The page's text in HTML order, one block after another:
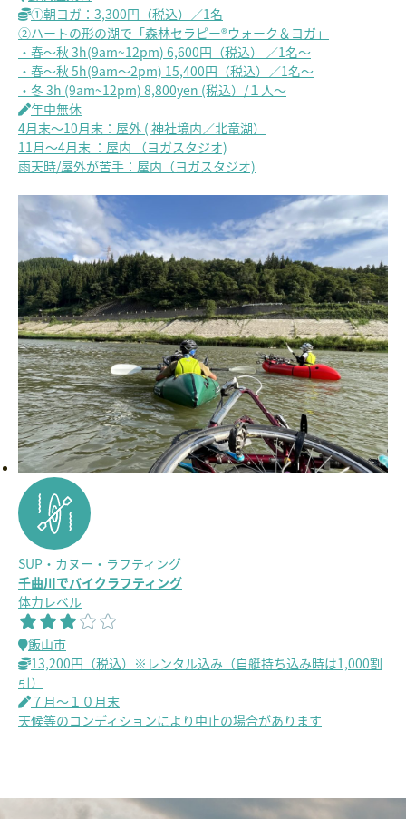
①朝ヨガ：3,300円（税込）／1名
②ハートの形の湖で「森林セラピー®ウォーク＆ヨガ」
・春～秋 3h(9am~12pm) 6,600円（税込） ／1名～
・春～秋 5h(9am～2pm) 15,400円（税込）／1名～
・冬 3h (9am~12pm) 8,800yen (税込）/１人～
年中無休
4月末～10月末：屋外 ( 神社境内／北竜湖）
11月～4月末 ：屋内 （ヨガスタジオ)
雨天時/屋外が苦手：屋内（ヨガスタジオ)
SUP・カヌー・ラフティング
千曲川でバイクラフティング
体力レベル
飯山市
13,200円（税込）※レンタル込み（自艇持ち込み時は1,000割
引）
７月～１０月末
天候等のコンディションにより中止の場合があります